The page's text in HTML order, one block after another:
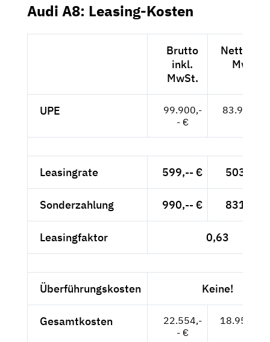
Audi A8: Leasing-Kosten
Brutto
inkl.
MwSt.
Netto
MwSt.
UPE
99.900,-
- €
83.950,--
Leasingrate 599,-- € 503,36 €
Sonderzahlung 990,-- € 831,93 €
Leasingfaktor 0,63
Überführungskosten Keine!
Gesamtkosten
22.554,-
- €
18.952,94